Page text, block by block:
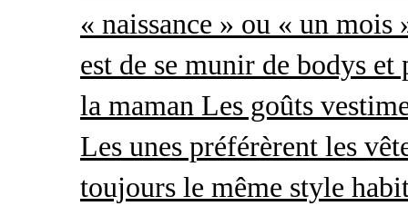
« naissance » ou « un
est de se munir de bodys
la maman Les goûts
Les unes préférèrent les
toujours le même style